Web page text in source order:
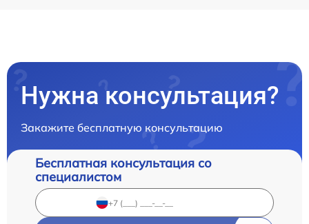
Нужна консультация?
Закажите бесплатную консультацию
Бесплатная консультация со
специалистом